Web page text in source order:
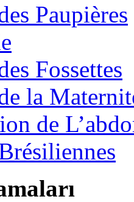
Paupières
Fossettes
la
de